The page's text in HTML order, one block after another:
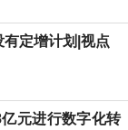
定增计划|视点
元进行数字化转